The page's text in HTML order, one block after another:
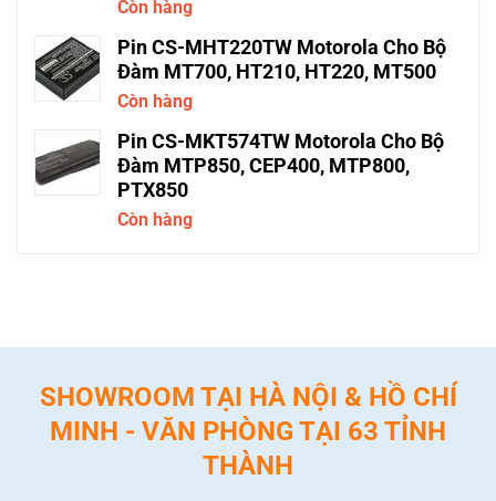
Còn hàng
Pin CS-MHT220TW Motorola Cho Bộ
Đàm MT700, HT210, HT220, MT500
Còn hàng
Pin CS-MKT574TW Motorola Cho Bộ
Đàm MTP850, CEP400, MTP800,
PTX850
Còn hàng
SHOWROOM TẠI HÀ NỘI & HỒ CHÍ
MINH - VĂN PHÒNG TẠI 63 TỈNH
THÀNH